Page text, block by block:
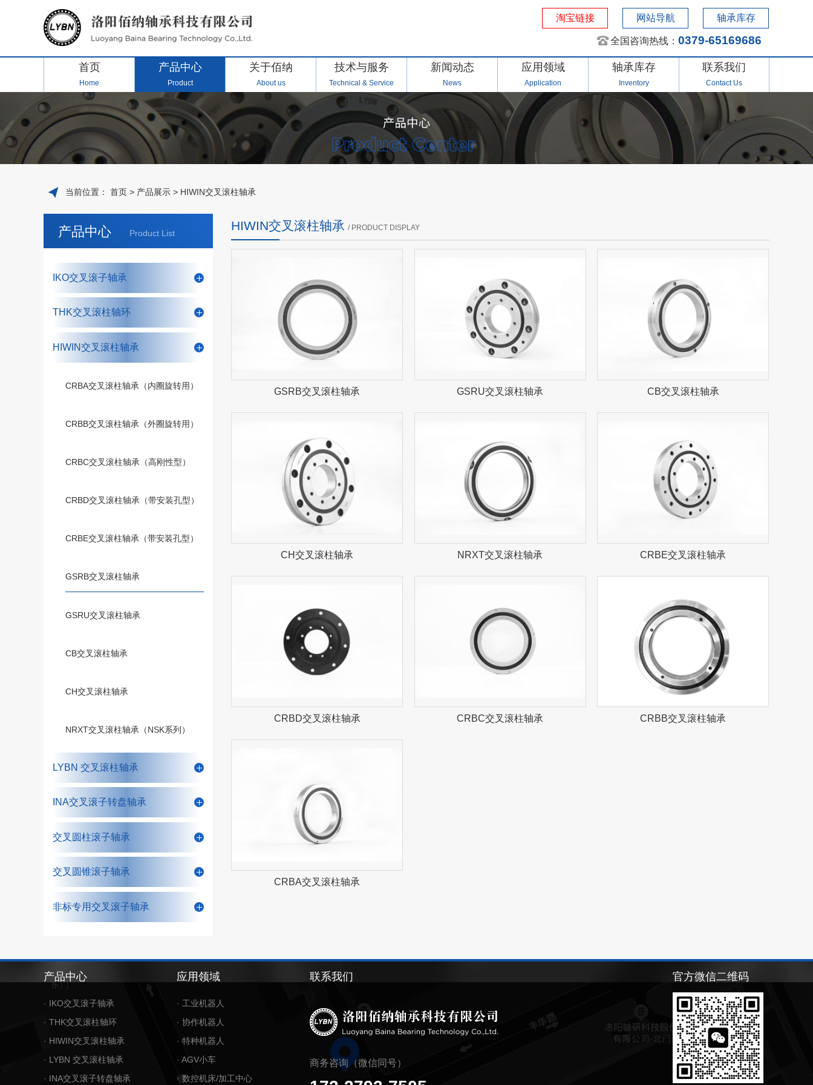
淘宝链接 网站导航 轴承库存
全国咨询热线：0379-65169686
首页
Home
产品中心
Product
关于佰纳
About us
技术与服务
Technical & Service
新闻动态
News
应用领域
Application
轴承库存
Inventory
联系我们
Contact Us
当前位置： 首页 > 产品展示 > HIWIN交叉滚柱轴承
产品中心 Product List
IKO交叉滚子轴承
THK交叉滚柱轴环
HIWIN交叉滚柱轴承
CRBA交叉滚柱轴承（内圈旋转用）
CRBB交叉滚柱轴承（外圈旋转用）
CRBC交叉滚柱轴承（高刚性型）
CRBD交叉滚柱轴承（带安装孔型）
CRBE交叉滚柱轴承（带安装孔型）
GSRB交叉滚柱轴承
GSRU交叉滚柱轴承
CB交叉滚柱轴承
CH交叉滚柱轴承
NRXT交叉滚柱轴承（NSK系列）
LYBN 交叉滚柱轴承
INA交叉滚子转盘轴承
交叉圆柱滚子轴承
交叉圆锥滚子轴承
非标专用交叉滚子轴承
HIWIN交叉滚柱轴承 / PRODUCT DISPLAY
GSRB交叉滚柱轴承 GSRU交叉滚柱轴承 CB交叉滚柱轴承
CH交叉滚柱轴承 NRXT交叉滚柱轴承 CRBE交叉滚柱轴承
CRBD交叉滚柱轴承 CRBC交叉滚柱轴承 CRBB交叉滚柱轴承
CRBA交叉滚柱轴承
产品中心
· IKO交叉滚子轴承
· THK交叉滚柱轴环
· HIWIN交叉滚柱轴承
· LYBN 交叉滚柱轴承
· INA交叉滚子转盘轴承
应用领域
· 工业机器人
· 协作机器人
· 特种机器人
· AGV小车
· 数控机床/加工中心
联系我们
商务咨询（微信同号）
官方微信二维码